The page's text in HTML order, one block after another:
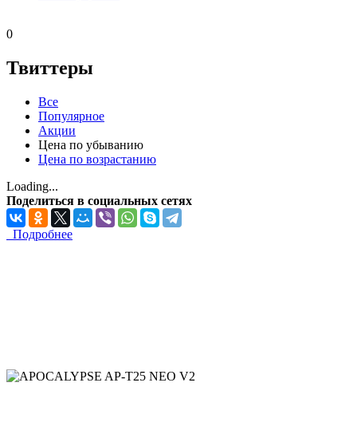
0
Твиттеры
Все
Популярное
Акции
Цена по убыванию
Цена по возрастанию
Loading...
Поделиться в социальных сетях
Подробнее